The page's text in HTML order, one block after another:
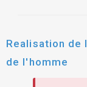
Realisation de
de l'homme